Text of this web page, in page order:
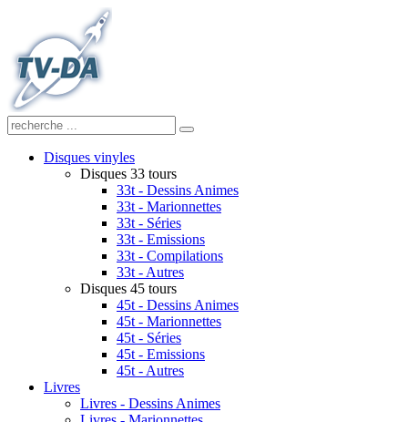
Disques vinyles
Disques 33 tours
33t - Dessins Animes
33t - Marionnettes
33t - Séries
33t - Emissions
33t - Compilations
33t - Autres
Disques 45 tours
45t - Dessins Animes
45t - Marionnettes
45t - Séries
45t - Emissions
45t - Autres
Livres
Livres - Dessins Animes